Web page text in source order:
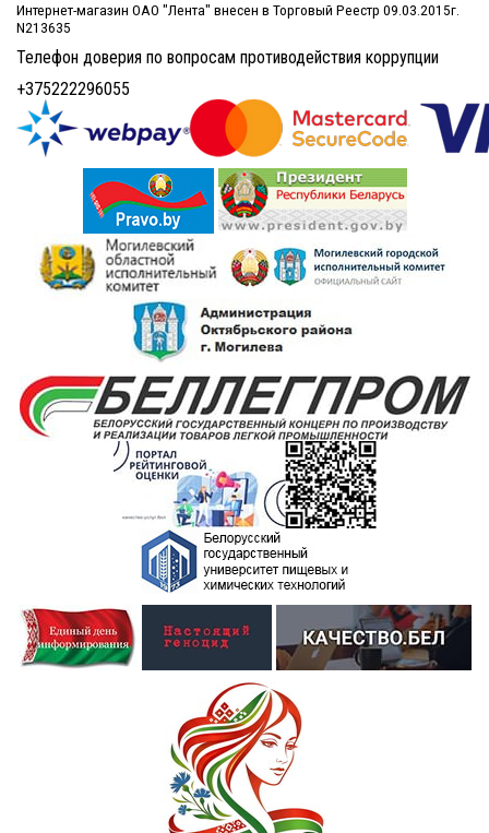
Интернет-магазин ОАО "Лента" внесен в Торговый Реестр 09.03.2015г.
N213635
Телефон доверия по вопросам противодействия коррупции
+375222296055